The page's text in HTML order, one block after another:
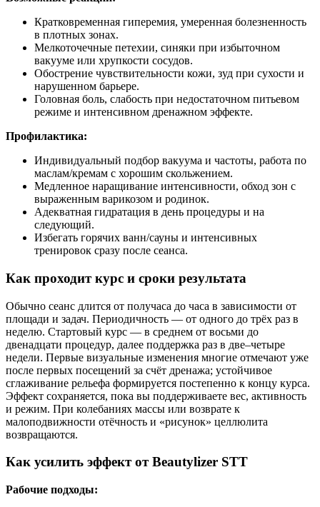
Кратковременная гиперемия, умеренная болезненность
в плотных зонах.
Мелкоточечные петехии, синяки при избыточном
вакууме или хрупкости сосудов.
Обострение чувствительности кожи, зуд при сухости и
нарушенном барьере.
Головная боль, слабость при недостаточном питьевом
режиме и интенсивном дренажном эффекте.
Профилактика:
Индивидуальный подбор вакуума и частоты, работа по
маслам/кремам с хорошим скольжением.
Медленное наращивание интенсивности, обход зон с
выраженным варикозом и родинок.
Адекватная гидратация в день процедуры и на
следующий.
Избегать горячих ванн/сауны и интенсивных
тренировок сразу после сеанса.
Как проходит курс и сроки результата
Обычно сеанс длится от получаса до часа в зависимости от
площади и задач. Периодичность — от одного до трёх раз в
неделю. Стартовый курс — в среднем от восьми до
двенадцати процедур, далее поддержка раз в две–четыре
недели. Первые визуальные изменения многие отмечают уже
после первых посещений за счёт дренажа; устойчивое
сглаживание рельефа формируется постепенно к концу курса.
Эффект сохраняется, пока вы поддерживаете вес, активность
и режим. При колебаниях массы или возврате к
малоподвижности отёчность и «рисунок» целлюлита
возвращаются.
Как усилить эффект от Beautylizer STT
Рабочие подходы: